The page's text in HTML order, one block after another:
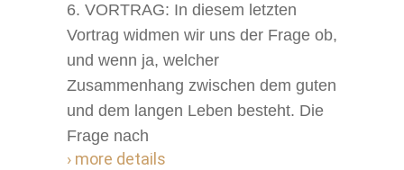
6. VORTRAG: In diesem letzten
Vortrag widmen wir uns der Frage ob,
und wenn ja, welcher
Zusammenhang zwischen dem guten
und dem langen Leben besteht. Die
Frage nach
› more details